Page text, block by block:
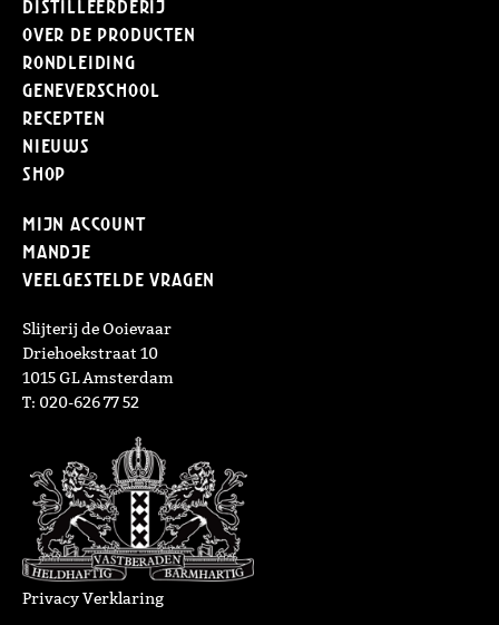
Distilleerderij
Over de producten
Rondleiding
Geneverschool
Recepten
Nieuws
Shop
Mijn Account
Mandje
Veelgestelde vragen
Slijterij de Ooievaar
Driehoekstraat 10
1015 GL Amsterdam
T: 020-626 77 52
Privacy Verklaring